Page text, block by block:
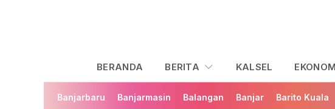
BERANDA BERITA KALSEL
Banjarbaru Banjarmasin Balangan Banjar Barito Kuala